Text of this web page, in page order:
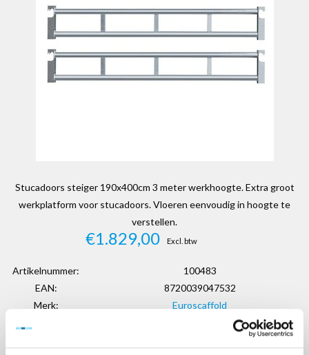
Stucadoors steiger 190x400cm 3 meter werkhoogte. Extra groot
werkplatform voor stucadoors. Vloeren eenvoudig in hoogte te
verstellen.
€1.829,00 Excl. btw
Artikelnummer:
100483
EAN:
8720039047532
Merk:
Euroscaffold